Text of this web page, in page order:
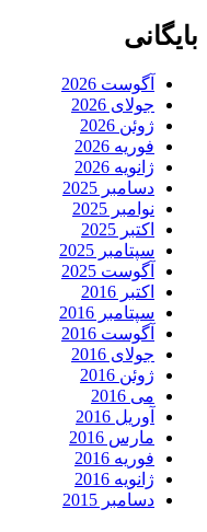
بایگانی
آگوست 2026
جولای 2026
ژوئن 2026
فوریه 2026
ژانویه 2026
دسامبر 2025
نوامبر 2025
اکتبر 2025
سپتامبر 2025
آگوست 2025
اکتبر 2016
سپتامبر 2016
آگوست 2016
جولای 2016
ژوئن 2016
می 2016
آوریل 2016
مارس 2016
فوریه 2016
ژانویه 2016
دسامبر 2015